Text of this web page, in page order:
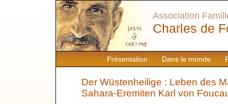
Présentation Dans le monde
Association
Charles de
Der Wüstenheilige : Leben des
Sahara-Eremiten Karl von